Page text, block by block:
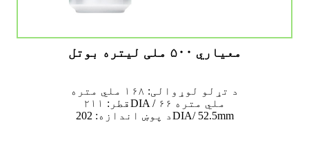
معیاري ۵۰۰ ملی لیتره بوتل
د تړلو لوړوالی: ۱۶۸ ملي متره
قطر: ۲۱۱DIA / ۶۶ ملي متره
د پوښ اندازه: 202DIA/ 52.5mm